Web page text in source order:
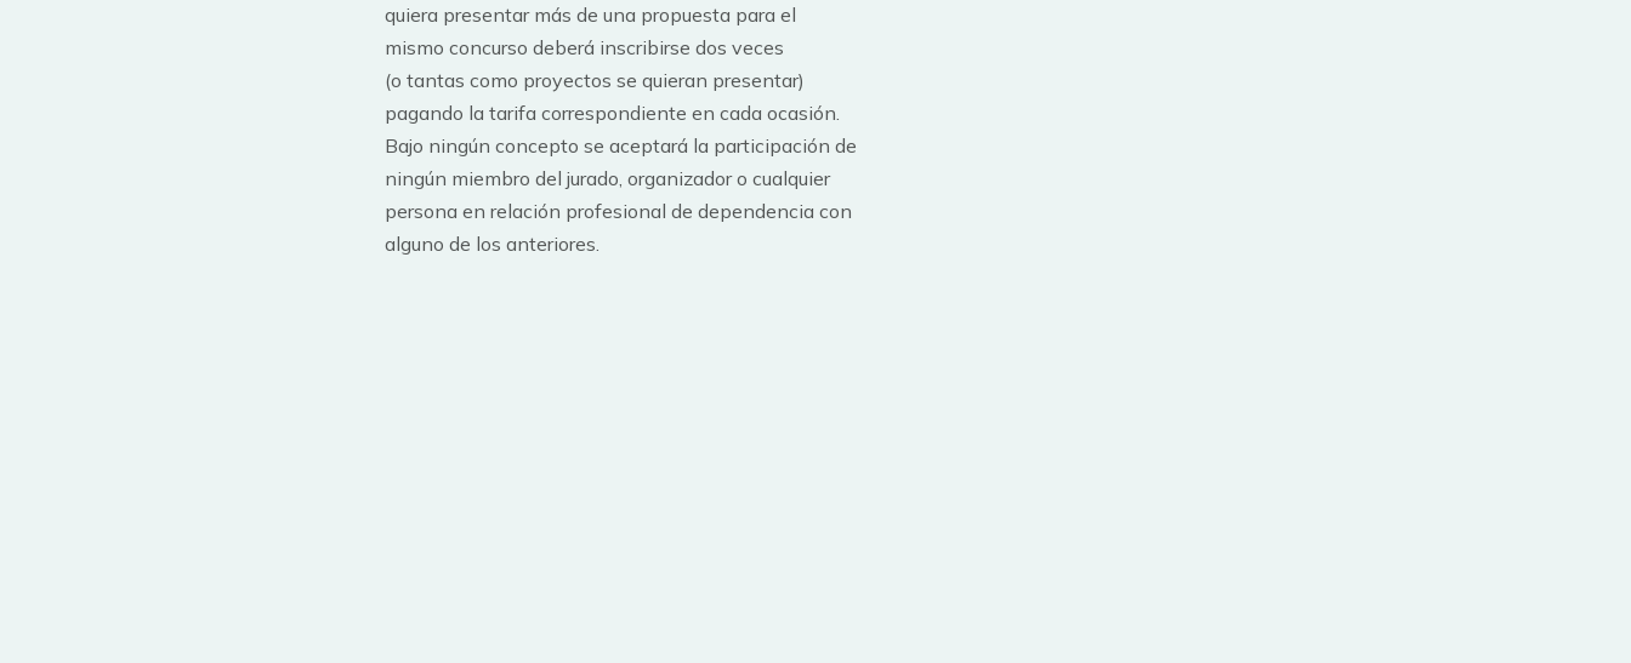
quiera presentar más de una propuesta para el
mismo concurso deberá inscribirse dos veces
(o tantas como proyectos se quieran presentar)
pagando la tarifa correspondiente en cada ocasión.
Bajo ningún concepto se aceptará la participación de
ningún miembro del jurado, organizador o cualquier
persona en relación profesional de dependencia con
alguno de los anteriores.